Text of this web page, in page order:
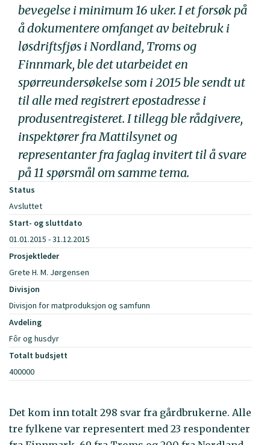
bevegelse i minimum 16 uker. I et forsøk på
å dokumentere omfanget av beitebruk i
løsdriftsfjøs i Nordland, Troms og
Finnmark, ble det utarbeidet en
spørreundersøkelse som i 2015 ble sendt ut
til alle med registrert epostadresse i
produsentregisteret. I tillegg ble rådgivere,
inspektører fra Mattilsynet og
representanter fra faglag invitert til å svare
på 11 spørsmål om samme tema.
Status
Avsluttet
Start- og sluttdato
01.01.2015 - 31.12.2015
Prosjektleder
Grete H. M. Jørgensen
Divisjon
Divisjon for matproduksjon og samfunn
Avdeling
Fôr og husdyr
Totalt budsjett
400000
Det kom inn totalt 298 svar fra gårdbrukerne. Alle
tre fylkene var representert med 23 respondenter